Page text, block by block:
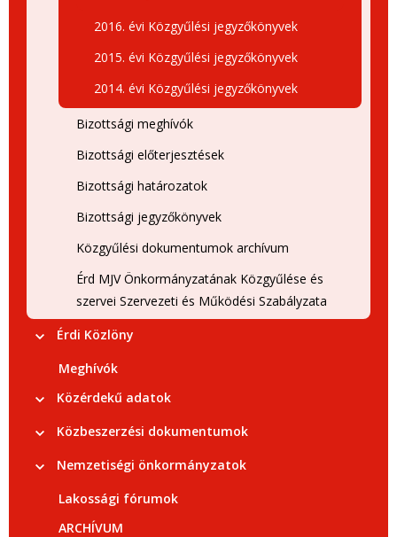
2016. évi Közgyűlési jegyzőkönyvek
2015. évi Közgyűlési jegyzőkönyvek
2014. évi Közgyűlési jegyzőkönyvek
Bizottsági meghívók
Bizottsági előterjesztések
Bizottsági határozatok
Bizottsági jegyzőkönyvek
Közgyűlési dokumentumok archívum
Érd MJV Önkormányzatának Közgyűlése és
szervei Szervezeti és Működési Szabályzata
Érdi Közlöny
Meghívók
Közérdekű adatok
Közbeszerzési dokumentumok
Nemzetiségi önkormányzatok
Lakossági fórumok
ARCHÍVUM